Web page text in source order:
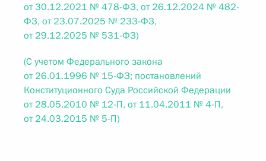
от 30.12.2021 № 478-ФЗ, от 26.12.2024 № 482-
ФЗ, от 23.07.2025 № 233-ФЗ,
от 29.12.2025 № 531-ФЗ)
(С учетом Федерального закона
от 26.01.1996 № 15-ФЗ; постановлений
Конституционного Суда Российской Федерации
от 28.05.2010 № 12-П, от 11.04.2011 № 4-П,
от 24.03.2015 № 5-П)